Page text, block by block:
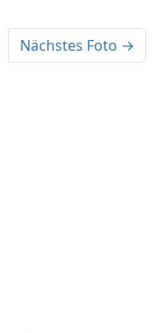
Nächstes Foto →